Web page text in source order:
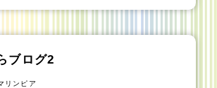
ブログ2
ンピア